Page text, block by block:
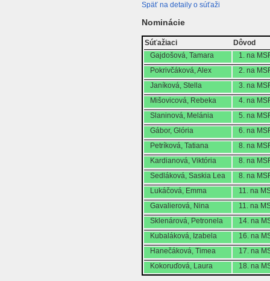
Späť na detaily o súťaži
Nominácie
Súťažiaci
Dôvod
Gajdošová, Tamara
1. na
Pokrivčáková, Alex
2. na
Janíková, Stella
3. na
Mišovicová, Rebeka
4. na
Slaninová, Melánia
5. na
Gábor, Glória
6. na
Petríková, Tatiana
8. na
Kardianová, Viktória
8. na
Sedláková, Saskia Lea
8. na
Lukáčová, Emma
11. na
Gavalierová, Nina
11. na
Sklenárová, Petronela
14. na
Kubaláková, Izabela
16. na
Hanečáková, Timea
17. na
Kokoruďová, Laura
18. na